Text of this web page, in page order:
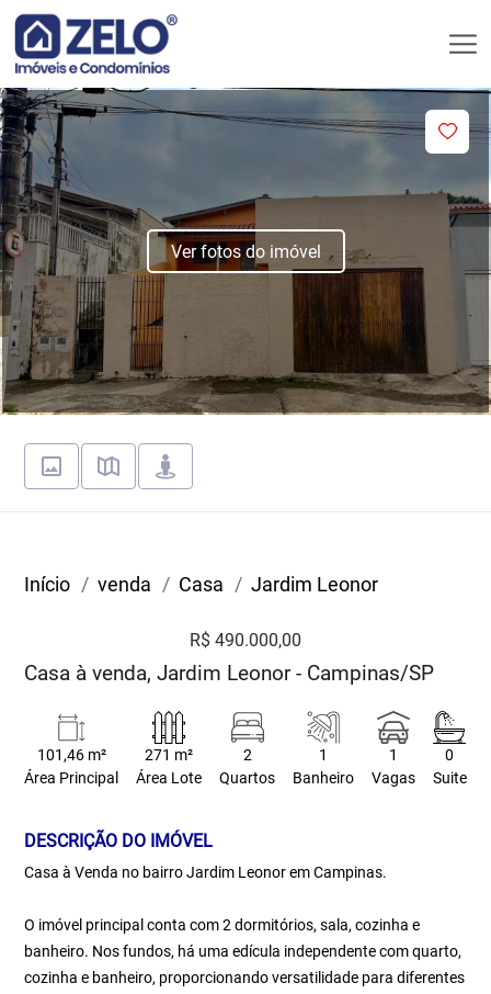
Ver fotos do imóvel
Início venda Casa Jardim Leonor
R$ 490.000,00
Casa à venda, Jardim Leonor - Campinas/SP
101,46 m²
Área Principal
271 m²
Área Lote
2
Quartos
1
Banheiro
1
Vagas
0
Suite
DESCRIÇÃO DO IMÓVEL
Casa à Venda no bairro Jardim Leonor em Campinas.
O imóvel principal conta com 2 dormitórios, sala, cozinha e
banheiro. Nos fundos, há uma edícula independente com quarto,
cozinha e banheiro, proporcionando versatilidade para diferentes